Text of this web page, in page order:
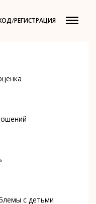
/РЕГИСТРАЦИЯ
с детьми